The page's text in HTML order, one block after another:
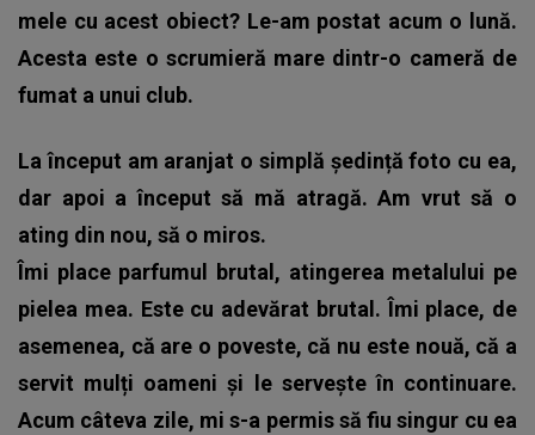
mele cu acest obiect? Le-am postat acum o lună.
Acesta este o scrumieră mare dintr-o cameră de
fumat a unui club.
La început am aranjat o simplă ședință foto cu ea,
dar apoi a început să mă atragă. Am vrut să o
ating din nou, să o miros.
Îmi place parfumul brutal, atingerea metalului pe
pielea mea. Este cu adevărat brutal. Îmi place, de
asemenea, că are o poveste, că nu este nouă, că a
servit mulți oameni și le servește în continuare.
Acum câteva zile, mi s-a permis să fiu singur cu ea